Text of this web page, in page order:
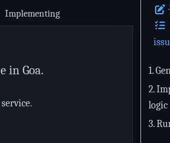
1.
2.
logic
3.
Implementing
in Goa.
service.